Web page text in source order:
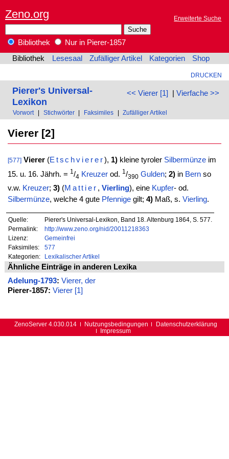
Zeno.org Erweiterte Suche
Bibliothek
Nur in Pierer-1857
Bibliothek
Lesesaal Zufälliger Artikel Kategorien Shop
DRUCKEN
<< Vierer [1] | Vierfache >>
Pierer's Universal-
Lexikon
Vorwort Stichwörter Faksimiles Zufälliger Artikel
Vierer [2]
[577] Vierer(Etschvierer), 1)kleine tyroler Silbermünzeim
15. u. 16. Jährh. = 1/4 Kreuzerod. 1/390 Gulden; 2)in Bernso
v.w. Kreuzer; 3)(Mattier ,Vierling), eine Kupfer- od.
Silbermünze, welche 4 gute Pfennigegilt; 4)Maß, s. Vierling.
Quelle:
Pierer's Universal-Lexikon, Band 18. Altenburg 1864, S. 577.
Permalink:
http://www.zeno.org/nid/20011218363
Lizenz:
Gemeinfrei
Faksimiles:
577
Kategorien:
Lexikalischer Artikel
Ähnliche Einträge in anderen Lexika
Adelung-1793: Vierer, der
Pierer-1857: Vierer [1]
ZenoServer 4.030.014 Nutzungsbedingungen
Datenschutzerklärung
Impressum